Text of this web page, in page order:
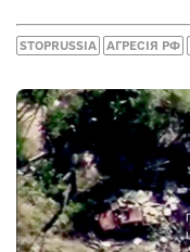
STOPRUSSIA АГРЕСІЯ РФ